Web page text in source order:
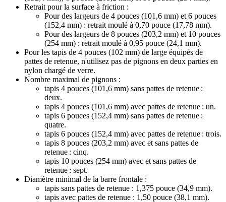
Retrait pour la surface à friction :
Pour des largeurs de 4 pouces (101,6 mm) et 6 pouces
(152,4 mm) : retrait moulé à 0,70 pouce (17,78 mm).
Pour des largeurs de 8 pouces (203,2 mm) et 10 pouces
(254 mm) : retrait moulé à 0,95 pouce (24,1 mm).
Pour les tapis de 4 pouces (102 mm) de large équipés de
pattes de retenue, n'utilisez pas de pignons en deux parties en
nylon chargé de verre.
Nombre maximal de pignons :
tapis 4 pouces (101,6 mm) sans pattes de retenue :
deux.
tapis 4 pouces (101,6 mm) avec pattes de retenue : un.
tapis 6 pouces (152,4 mm) sans pattes de retenue :
quatre.
tapis 6 pouces (152,4 mm) avec pattes de retenue : trois.
tapis 8 pouces (203,2 mm) avec et sans pattes de
retenue : cinq.
tapis 10 pouces (254 mm) avec et sans pattes de
retenue : sept.
Diamètre minimal de la barre frontale :
tapis sans pattes de retenue : 1,375 pouce (34,9 mm).
tapis avec pattes de retenue : 1,50 pouce (38,1 mm).